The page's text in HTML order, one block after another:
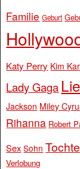
Familie Geburt
Katy Perry Kim
Lady Gaga
Jackson Miley
Rihanna Robert
Sex Sohn
Verlobung